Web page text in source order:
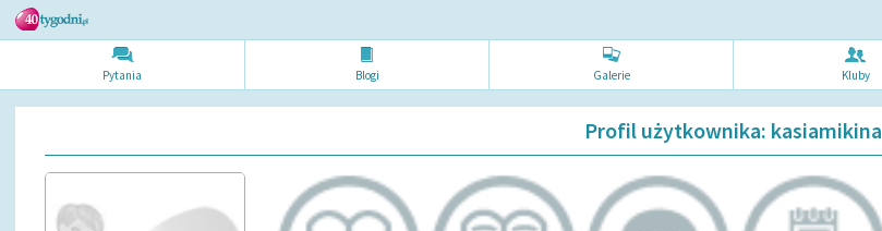
Pytania Blogi Galerie Kluby
Profil użytkownika: kasiamikina